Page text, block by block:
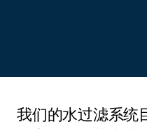
我们的水过滤系统